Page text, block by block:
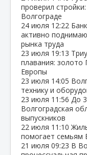
проверил
Волгограде
24 июля 12:22
активно
рынка труда
23 июля 19:13
плавания: золото
Европы
23 июля 14:05
технику и
23 июля 11:56 До
Волгоградская
выпускников
22 июля 11:10
помогает семьям
21 июля 09:23 В